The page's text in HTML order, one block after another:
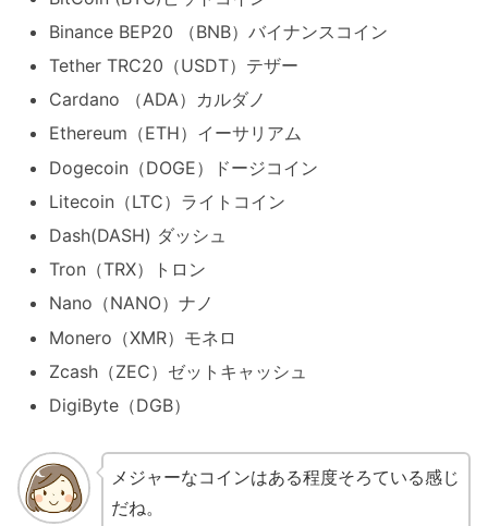
Binance BEP20 （BNB）バイナンスコイン
Tether TRC20（USDT）テザー
Cardano （ADA）カルダノ
Ethereum（ETH）イーサリアム
Dogecoin（DOGE）ドージコイン
Litecoin（LTC）ライトコイン
Dash(DASH) ダッシュ
Tron（TRX）トロン
Nano（NANO）ナノ
Monero（XMR）モネロ
Zcash（ZEC）ゼットキャッシュ
DigiByte（DGB）
メジャーなコインはある程度そろている感じ
だね。